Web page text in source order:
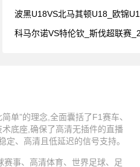
波黑U18VS北马其顿U18_欧锦
科马尔诺VS特伦钦_斯伐超联赛
单”的理念,全面囊括了F1赛车、
底座,确保了高清无插件的直播
、高清且低延迟的信号支持。
事、高清体育、世界足球、足